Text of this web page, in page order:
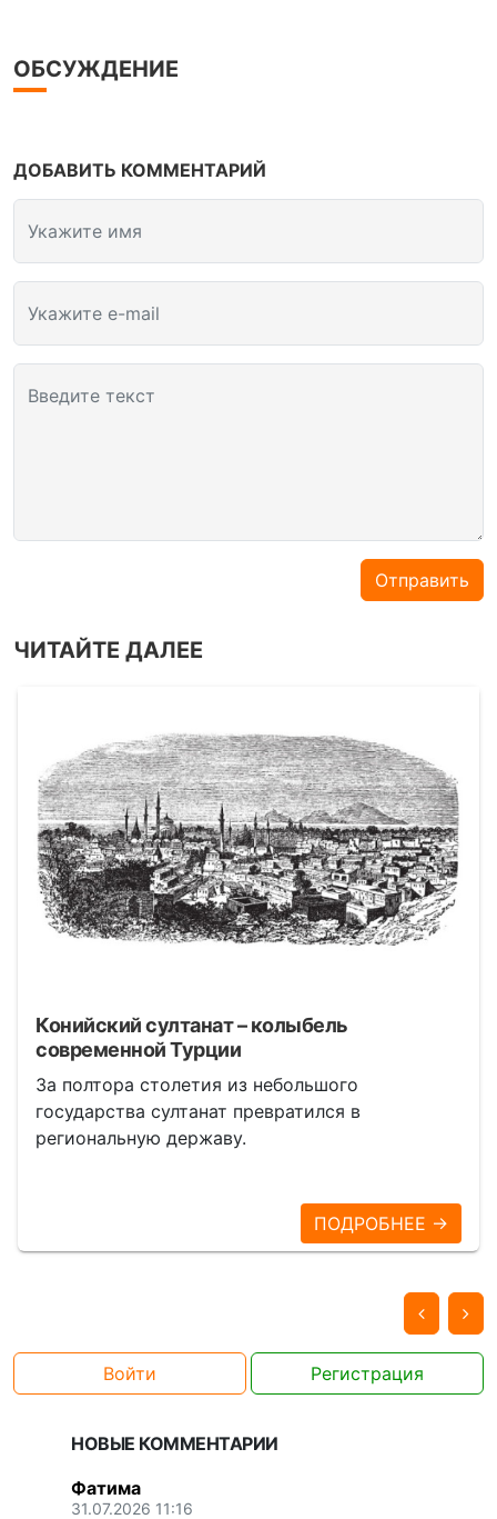
ОБСУЖДЕНИЕ
ДОБАВИТЬ КОММЕНТАРИЙ
Укажите имя
Укажите e-mail
Введите текст
Отправить
ЧИТАЙТЕ ДАЛЕЕ
Конийский султанат – колыбель
современной Турции
За полтора столетия из небольшого
государства султанат превратился в
региональную державу.
ПОДРОБНЕЕ →
Войти Регистрация
НОВЫЕ КОММЕНТАРИИ
Фатима
31.07.2026 11:16